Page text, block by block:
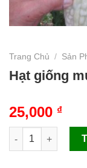
Trang Chủ / Sản
Hạt giống
25,000 ₫
Hạt giống mướp